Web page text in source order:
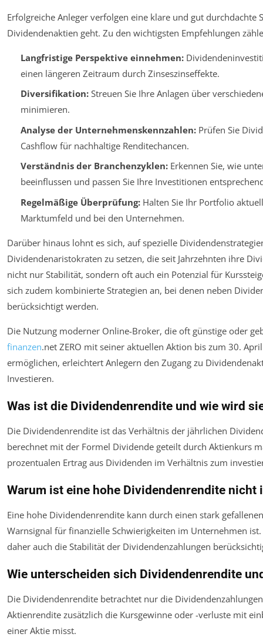
Erfolgreiche Anleger verfolgen eine klare und gut durchdachte
Dividendenaktien geht. Zu den wichtigsten Empfehlungen
Langfristige Perspektive einnehmen:
einen längeren Zeitraum durch Zinseszinseffekte.
Diversifikation:Streuen Sie Ihre Anlagen über
minimieren.
Analyse der Unternehmenskennzahlen:Prüfen Sie
Cashflow für nachhaltige Renditechancen.
Verständnis der Branchenzyklen:Erkennen Sie, wie
beeinflussen und passen Sie Ihre Investitionen
Regelmäßige Überprüfung:Halten Sie Ihr Portfolio
Marktumfeld und bei den Unternehmen.
Darüber hinaus lohnt es sich, auf spezielle
Dividendenaristokraten zu setzen, die seit Jahrzehnten ihre
nicht nur Stabilität, sondern oft auch ein Potenzial für
sich zudem kombinierte Strategien an, bei denen neben
berücksichtigt werden.
Die Nutzung moderner Online-Broker, die oft günstige oder
finanzen.net ZERO mit seiner aktuellen Aktion bis zum 30.
ermöglichen, erleichtert Anlegern den Zugang zu
Investieren.
Was ist die Dividendenrendite und wie wird
Die Dividendenrendite ist das Verhältnis der jährlichen
berechnet mit der Formel Dividende geteilt durch Aktienkurs
prozentualen Ertrag aus Dividenden im Verhältnis zum
Warum ist eine hohe Dividendenrendite nicht
Eine hohe Dividendenrendite kann durch einen stark
Warnsignal für finanzielle Schwierigkeiten im Unternehmen
daher auch die Stabilität der Dividendenzahlungen
Wie unterscheiden sich Dividendenrendite
Die Dividendenrendite betrachtet nur die
Aktienrendite zusätzlich die Kursgewinne oder -verluste mit
einer Aktie misst.